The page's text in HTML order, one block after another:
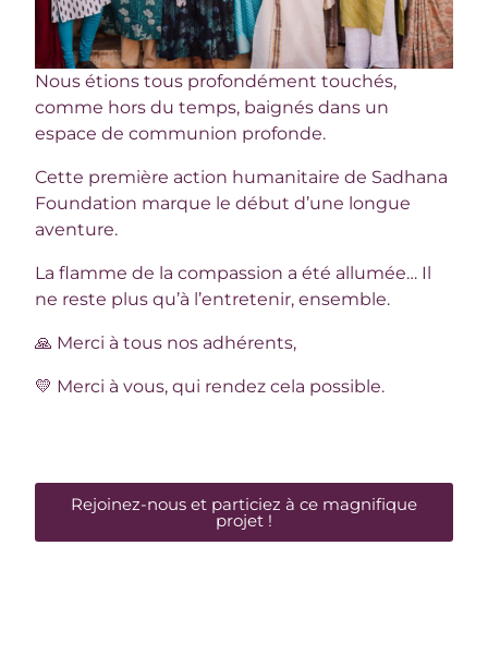
Nous étions tous profondément touchés,
comme hors du temps, baignés dans un
espace de communion profonde.
Cette première action humanitaire de Sadhana
Foundation marque le début d’une longue
aventure.
La flamme de la compassion a été allumée… Il
ne reste plus qu’à l’entretenir, ensemble.
🙏 Merci à tous nos adhérents,
💛 Merci à vous, qui rendez cela possible.
Rejoinez-nous et particiez à ce magnifique
projet !